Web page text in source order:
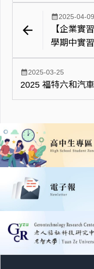
arrow_back
calendar_month2025-04-09
【企業實
學期中實
calendar_month2025-03-25
2025 福特六和汽